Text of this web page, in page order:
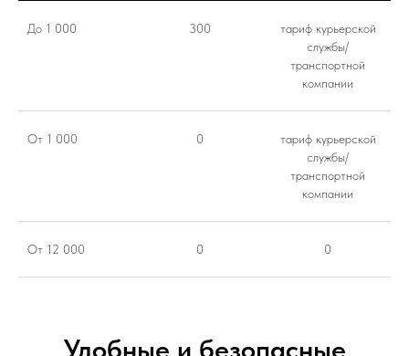
До 1 000 300
тариф курьерской
службы/
транспортной
компании
От 1 000 0
тариф курьерской
службы/
транспортной
компании
От 12 000 0 0
Удобные и безопасные